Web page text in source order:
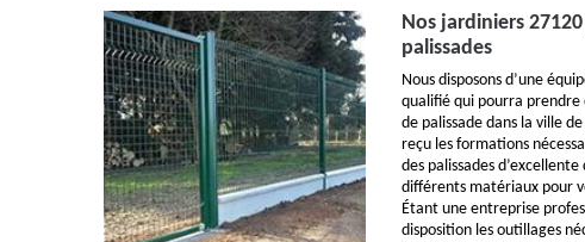
Nos jardiniers
palissades
Nous disposons d’une
qualifié qui pourra prendre
de palissade dans la ville
reçu les formations
des palissades
différents matériaux pour
Étant une entreprise
disposition les outillages